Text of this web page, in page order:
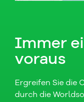
Immer
voraus
Ergreifen Sie die
durch die